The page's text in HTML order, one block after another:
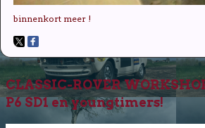
binnenkort meer !
CLASSIC-ROVER
P6 SD1 en youngtimers!